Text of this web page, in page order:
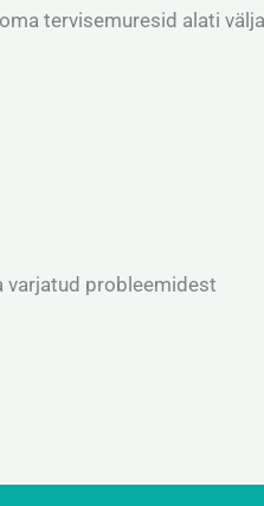
tervisemuresid alati
varjatud probleemidest